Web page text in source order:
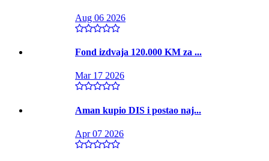
Aug 06 2026
Fond izdvaja 120.000 KM za ...
Mar 17 2026
Aman kupio DIS i postao naj...
Apr 07 2026